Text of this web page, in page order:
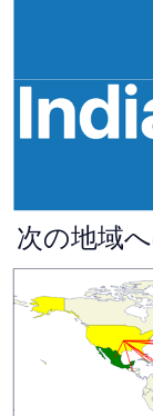
次の地域